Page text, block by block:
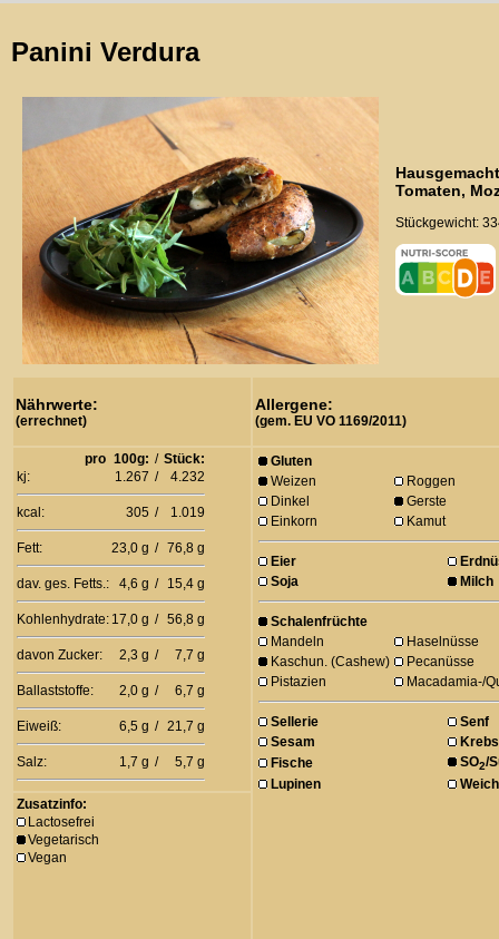
Panini Verdura
Tomaten,
Stückgewicht:
Nährwerte:
(errechnet)
Allergene:
(gem. EU VO 1169/2011)
pro 100g: / Stück:
kj:
1.267 / 4.232
kcal: 305 / 1.019
Fett: 23,0 g / 76,8 g
dav. ges. Fetts.: 4,6 g / 15,4 g
Kohlenhydrate: 17,0 g / 56,8 g
davon Zucker: 2,3 g / 7,7 g
Ballaststoffe: 2,0 g / 6,7 g
Eiweiß: 6,5 g / 21,7 g
Salz: 1,7 g / 5,7 g
Gluten
Weizen
Roggen
Dinkel
Gerste
Einkorn
Kamut
Eier
Soja
Milch
Schalenfrüchte
Mandeln
Haselnüsse
Kaschun. (Cashew)
Pecanüsse
Pistazien
Macadamia-/
Sellerie
Senf
Sesam
Fische
SO2/
Lupinen
Zusatzinfo:
Lactosefrei
Vegetarisch
Vegan